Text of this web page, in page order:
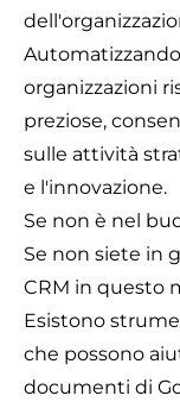
organizzazioni
preziose,
sulle attività
e l'innovazione.
Se non è nel
Se non siete in
CRM in questo
Esistono
che possono
documenti di